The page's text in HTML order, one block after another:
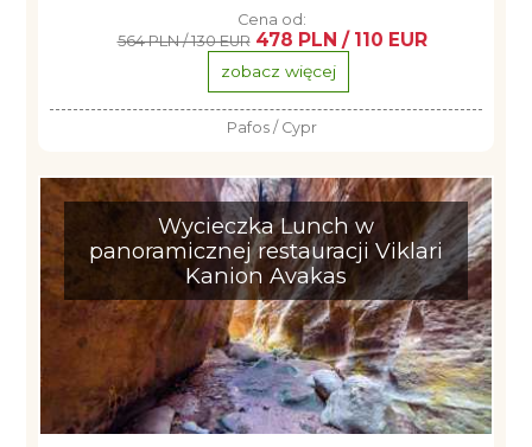
Cena od:
564 PLN / 130 EUR 478 PLN / 110 EUR
zobacz więcej
Pafos / Cypr
Wycieczka Lunch w
panoramicznej restauracji Viklari
Kanion Avakas